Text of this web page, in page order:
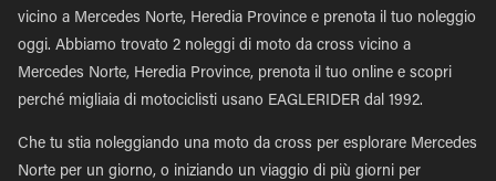
vicino a Mercedes Norte, Heredia Province e prenota il tuo noleggio
oggi. Abbiamo trovato 2 noleggi di moto da cross vicino a
Mercedes Norte, Heredia Province, prenota il tuo online e scopri
perché migliaia di motociclisti usano EAGLERIDER dal 1992.
Che tu stia noleggiando una moto da cross per esplorare Mercedes
Norte per un giorno, o iniziando un viaggio di più giorni per